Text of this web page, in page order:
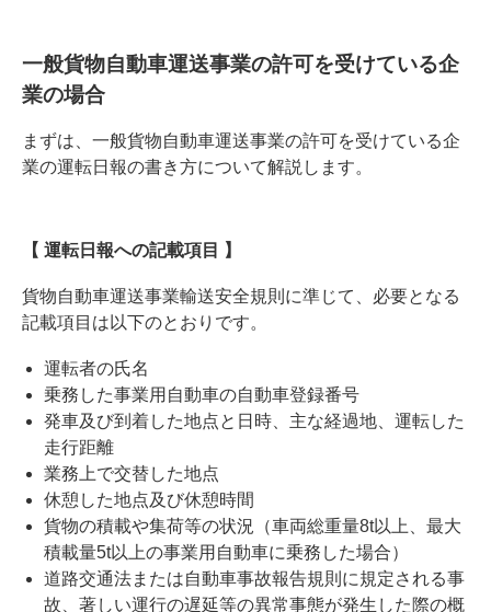
一般貨物自動車運送事業の許可を受けている企
業の場合
まずは、一般貨物自動車運送事業の許可を受けている企
業の運転日報の書き方について解説します。
【 運転日報への記載項目 】
貨物自動車運送事業輸送安全規則に準じて、必要となる
記載項目は以下のとおりです。
運転者の氏名
乗務した事業用自動車の自動車登録番号
発車及び到着した地点と日時、主な経過地、運転した
走行距離
業務上で交替した地点
休憩した地点及び休憩時間
貨物の積載や集荷等の状況（車両総重量8t以上、最大
積載量5t以上の事業用自動車に乗務した場合）
道路交通法または自動車事故報告規則に規定される事
故、著しい運行の遅延等の異常事態が発生した際の概